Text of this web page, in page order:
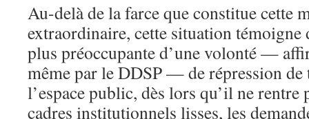
Au-delà de la farce que constitue cette
extraordinaire, cette situation témoigne
plus préoccupante d’une volonté —
même par le DDSP — de répression de
l’espace public, dès lors qu’il ne rentre
cadres institutionnels lisses, les